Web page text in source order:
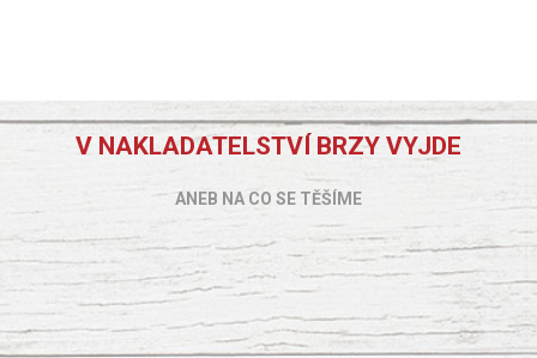
V NAKLADATELSTVÍ BRZY VYJDE
ANEB NA CO SE TĚŠÍME